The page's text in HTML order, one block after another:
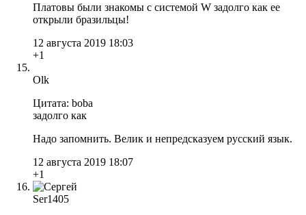
Платовы были знакомы с системой W задолго как ее
открыли бразильцы!
12 августа 2019 18:03
+1
Olk
Цитата: boba
задолго как
Надо запомнить. Велик и непредсказуем русский язык.
12 августа 2019 18:07
+1
Ser1405